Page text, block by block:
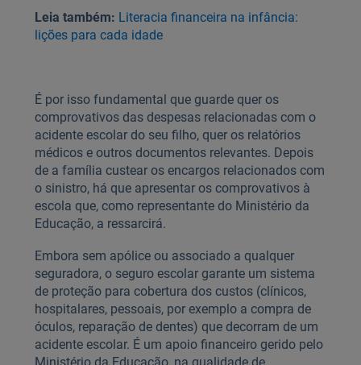
Leia também: Literacia financeira na infância:
lições para cada idade
É por isso fundamental que guarde quer os
comprovativos das despesas relacionadas com o
acidente escolar do seu filho, quer os relatórios
médicos e outros documentos relevantes. Depois
de a família custear os encargos relacionados com
o sinistro, há que apresentar os comprovativos à
escola que, como representante do Ministério da
Educação, a ressarcirá.
Embora sem apólice ou associado a qualquer
seguradora, o seguro escolar garante um sistema
de proteção para cobertura dos custos (clínicos,
hospitalares, pessoais, por exemplo a compra de
óculos, reparação de dentes) que decorram de um
acidente escolar. É um apoio financeiro gerido pelo
Ministério da Educação, na qualidade de